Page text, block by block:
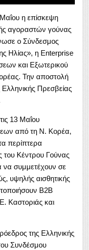
η επίσκεψη
αγοραστών γούνας
ο Σύνδεσμος
Ηλίας», η Enterprise
και Εξωτερικού
Την αποστολή
Πρεσβείας
13 Μαΐου
από τη Ν. Κορέα,
περίπτερα
του Κέντρου Γούνας
να συμμετέχουν σε
υψηλής αισθητικής
B2B
Καστοριάς και
της Ελληνικής
Συνδέσμου